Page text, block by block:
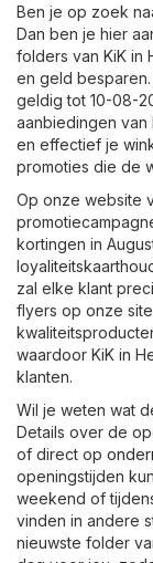
Ben je op zoek
Dan ben je hier
folders van KiK in
en geld
geldig tot 10-08-
aanbiedingen van
en effectief je
promoties die de
Op onze website
kortingen in
zal elke klant
flyers op onze
waardoor KiK in
klanten.
Wil je weten wat
Details over de
of direct op
openingstijden
weekend of
vinden in andere
nieuwste folder